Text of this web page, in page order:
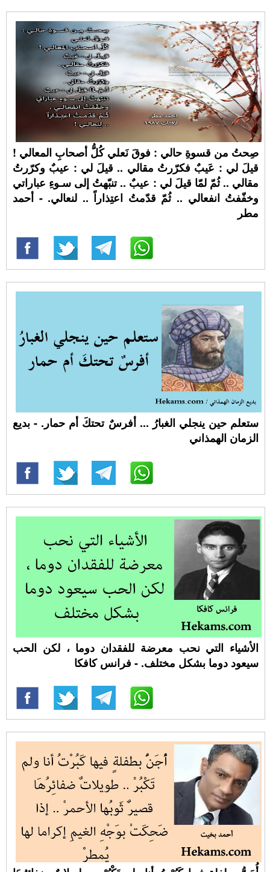
صِحتُ من قسوةِ حالي : فوقَ نَعلي كُلُّ أصحابِ المعالي !
قيلَ لي : عَيبٌ فكرّرتُ مقالي .. قيلَ لي : عيبٌ وكرّرتُ
مقالي .. ثُمّ لمّا قيلَ لي : عيبٌ .. تنبّهتُ إلى سـوءِ عباراتي
وخفّفتُ انفعالي .. ثُمّ قدّمتُ اعتِذاراً .. لنعالي. - أحمد
مطر
ستعلم حين ينجلي الغبارُ ... أفرسٌ تحتكَ أم حمار. - بديع
الزمان الهمذاني
الأشياء التي نحب معرضة للفقدان دوما ، لكن الحب
سيعود دوما بشكل مختلف. - فرانس كافكا